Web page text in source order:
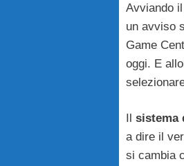
Avviando
un avviso
Game
oggi. E
sistema
a dire il
si cambia